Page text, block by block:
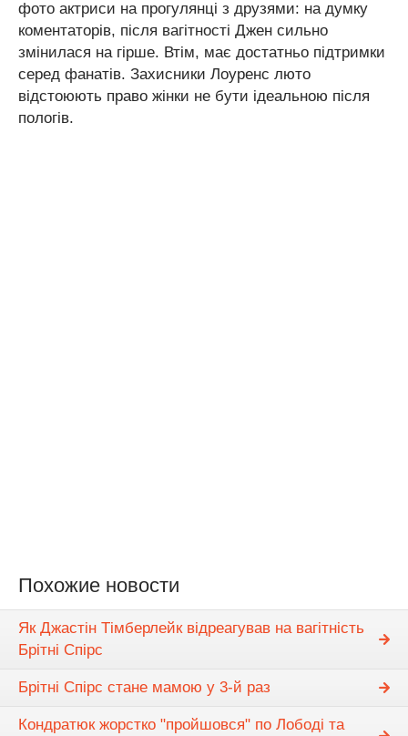
фото актриси на прогулянці з друзями: на думку
коментаторів, після вагітності Джен сильно
змінилася на гірше. Втім, має достатньо підтримки
серед фанатів. Захисники Лоуренс люто
відстоюють право жінки не бути ідеальною після
пологів.
Похожие новости
Як Джастін Тімберлейк відреагував на вагітність
Брітні Спірс
Брітні Спірс стане мамою у 3-й раз
Кондратюк жорстко "пройшовся" по Лободі та